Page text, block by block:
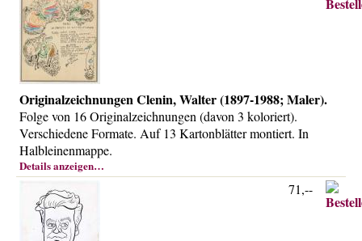
Originalzeichnungen Clenin, Walter (1897-1988; Maler).
Folge von 16 Originalzeichnungen (davon 3 koloriert).
Verschiedene Formate. Auf 13 Kartonblätter montiert. In
Halbleinenmappe.
Details anzeigen…
71,--